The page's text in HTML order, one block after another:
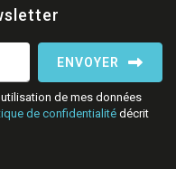
ENVOYER
de mes données
de confidentialité décrit